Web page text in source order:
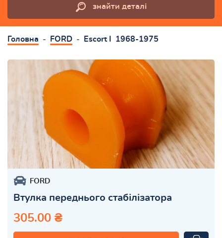
знайти деталі
Головна FORD Escort I 1968-1975
FORD
Втулка переднього стабілізатора
305.00 ₴